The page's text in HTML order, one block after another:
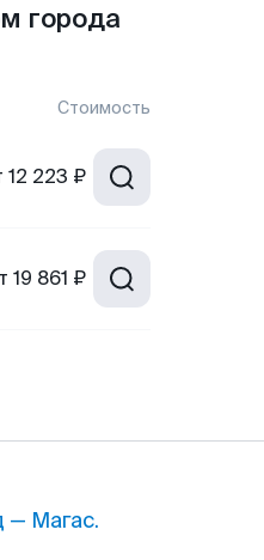
города
Стоимость
12 223 ₽
19 861 ₽
— Магас.